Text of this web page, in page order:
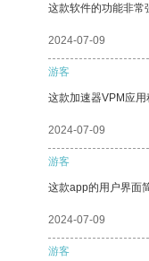
这款软件的功能非常
2024-07-09
游客
这款加速器VPM应用
2024-07-09
游客
这款app的用户界面
2024-07-09
游客